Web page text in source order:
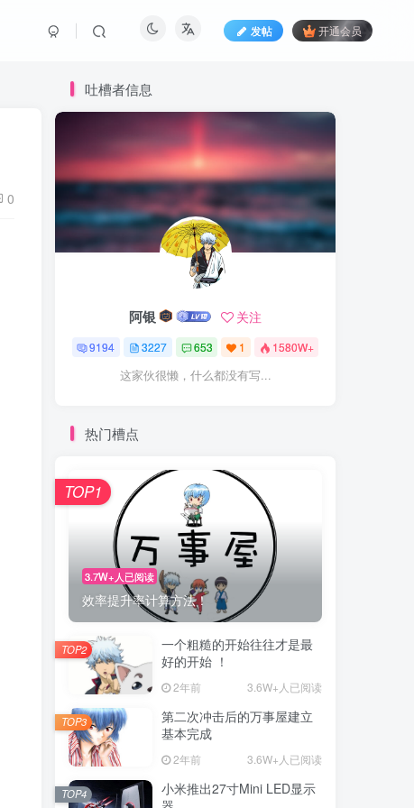
发帖 开通会员
0
吐槽者信息
阿银 关注
9194 3227 653 1 1580W+
这家伙很懒，什么都没有写...
热门槽点
3.7W+人已阅读
效率提升率计算方法！
TOP1
一个粗糙的开始往往才是最
好的开始 ！
2年前 3.6W+人已阅读
TOP2
第二次冲击后的万事屋建立
基本完成
2年前 3.6W+人已阅读
TOP3
小米推出27寸Mini LED显示
TOP4